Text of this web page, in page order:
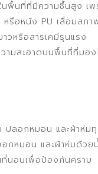
นพื้นที่ที่มีความชื้นสูง เพร
รือหนัง PU เสื่อมสภา
วหรือสารเคมีรุนแรง
ามสะอาดบนพื้นที่ที่มอง
ปลอกหมอน และผ้าห่ม
กหมอน และผ้าห่มด้วย
นอนเพื่อป้องกันคราบ